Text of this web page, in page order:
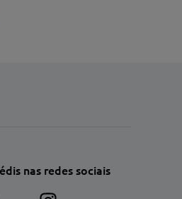
nas redes sociais